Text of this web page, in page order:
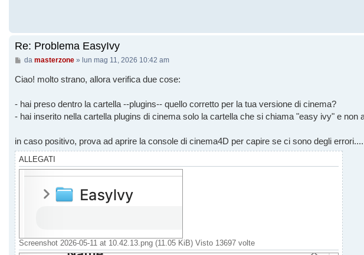
Re: Problema EasyIvy
Messaggio
da masterzone» lun mag 11, 2026 10:42 am
Ciao! molto strano, allora verifica due cose:
- hai preso dentro la cartella --plugins-- quello corretto per la tua versione di cinema?
- hai inserito nella cartella plugins di cinema solo la cartella che si chiama "easy ivy" e non
in caso positivo, prova ad aprire la console di cinema4D per capire se ci sono degli errori....
ALLEGATI
Screenshot 2026-05-11 at 10.42.13.png (11.05 KiB) Visto 13697 volte